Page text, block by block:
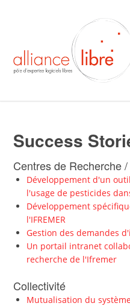
Success
Centres de Recherche
Développement d'un
l'usage de pesticides
Développement
l'IFREMER
Gestion des demandes
Un portail intranet
recherche de l'Ifremer
Collectivité
Mutualisation du